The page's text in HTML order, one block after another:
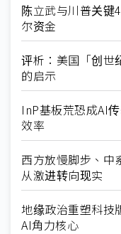
陈立武与川普关
尔资金
评析：美国「创世
的启示
InP基板荒恐成AI
效率
西方放慢脚步、
从激进转向现实
地缘政治重塑科
AI角力核心